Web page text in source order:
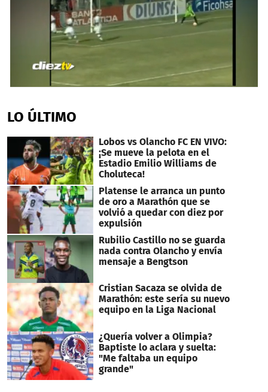
of
33
LO ÚLTIMO
Lobos vs Olancho FC EN VIVO:
¡Se mueve la pelota en el
Estadio Emilio Williams de
Choluteca!
Platense le arranca un punto
de oro a Marathón que se
volvió a quedar con diez por
expulsión
Rubilio Castillo no se guarda
nada contra Olancho y envía
mensaje a Bengtson
Cristian Sacaza se olvida de
Marathón: este sería su nuevo
equipo en la Liga Nacional
¿Quería volver a Olimpia?
Baptiste lo aclara y suelta:
"Me faltaba un equipo
grande"